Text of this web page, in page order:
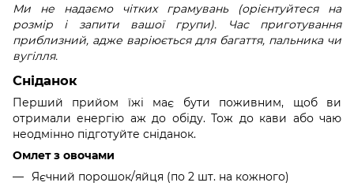
Ми не надаємо чітких грамувань (орієнтуйтеся на
розмір і запити вашої групи). Час приготування
приблизний, адже варіюється для багаття, пальника чи
вугілля.
Сніданок
Перший прийом їжі має бути поживним, щоб ви
отримали енергію аж до обіду. Тож до кави або чаю
неодмінно підготуйте сніданок.
Омлет з овочами
Яєчний порошок/яйця (по 2 шт. на кожного)